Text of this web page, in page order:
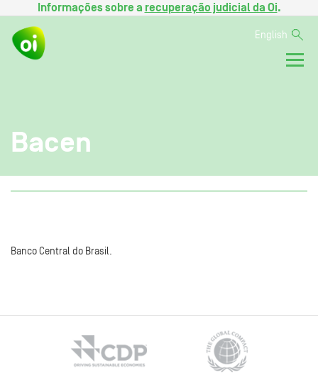
Informações sobre a recuperação judicial da Oi.
English
Bacen
Banco Central do Brasil.